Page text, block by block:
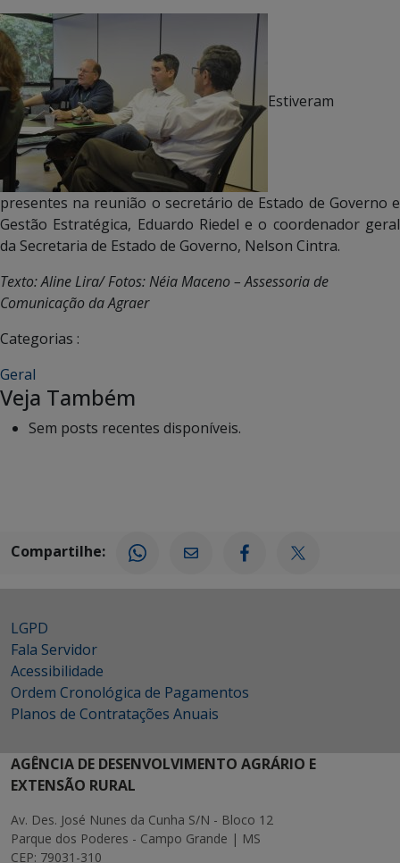
Estiveram
presentes na reunião o secretário de Estado de Governo e
Gestão Estratégica, Eduardo Riedel e o coordenador geral
da Secretaria de Estado de Governo, Nelson Cintra.
Texto: Aline Lira/ Fotos: Néia Maceno – Assessoria de
Comunicação da Agraer
Categorias :
Geral
Veja Também
Sem posts recentes disponíveis.
Compartilhe:
LGPD
Fala Servidor
Acessibilidade
Ordem Cronológica de Pagamentos
Planos de Contratações Anuais
AGÊNCIA DE DESENVOLVIMENTO AGRÁRIO E
EXTENSÃO RURAL
Av. Des. José Nunes da Cunha S/N - Bloco 12
Parque dos Poderes - Campo Grande | MS
CEP: 79031-310